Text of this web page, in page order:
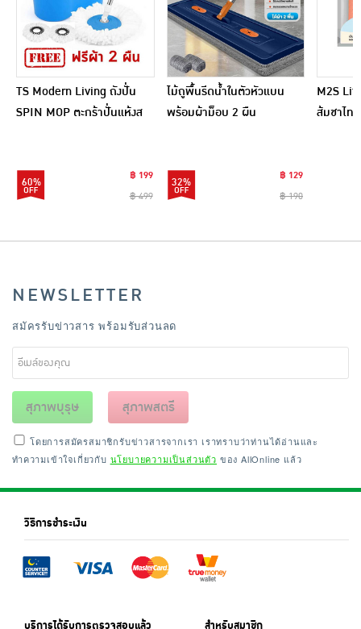
TS Modern Living ถังปั่น
SPIN MOP ตะกร้าปั่นแห้งส
60%
฿ 199
฿ 499
ไม้ถูพื้นรีดน้ำในตัวหัวแบน
พร้อมผ้าม็อบ 2 ผืน
32%
฿ 129
฿ 190
M2S
ส้มชาไท
NEWSLETTER
สมัครรับข่าวสาร พร้อมรับส่วนลด
สุภาพบุรุษ สุภาพสตรี
โดยการสมัครสมาชิกรับข่าวสารจากเรา เราทราบว่าท่านได้อ่านและ
ทำความเข้าใจเกี่ยวกับ นโยบายความเป็นส่วนตัว ของ AllOnline แล้ว
วิธีการชำระเงิน
บริการได้รับการตรวจสอบแล้ว สำหรับสมาชิก